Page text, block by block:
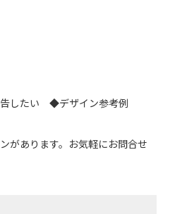
したい ◆デザイン参考例
があります。お気軽にお問合せ